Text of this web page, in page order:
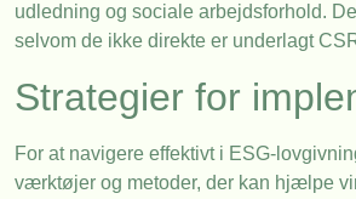
udledning og sociale arbejdsforhold.
selvom de ikke direkte er underlagt
Strategier for
For at navigere effektivt i ESG-
værktøjer og metoder, der kan hjælpe